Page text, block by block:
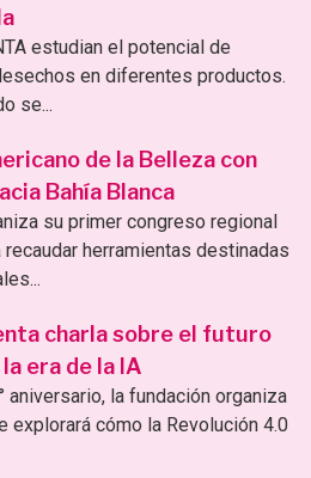
estudian el potencial de
en diferentes productos.
se...
de la Belleza con
Bahía Blanca
su primer congreso regional
herramientas destinadas
charla sobre el futuro
era de la IA
aniversario, la fundación organiza
explorará cómo la Revolución 4.0